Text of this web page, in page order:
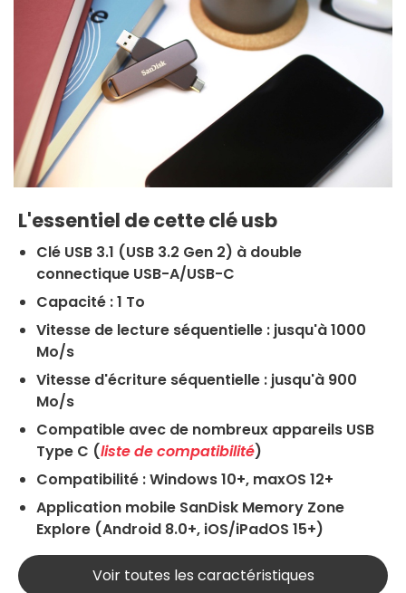
L'essentiel de cette clé usb
Clé USB 3.1 (USB 3.2 Gen 2) à double
connectique USB-A/USB-C
Capacité : 1 To
Vitesse de lecture séquentielle : jusqu'à 1000
Mo/s
Vitesse d'écriture séquentielle : jusqu'à 900
Mo/s
Compatible avec de nombreux appareils USB
Type C (liste de compatibilité)
Compatibilité : Windows 10+, maxOS 12+
Application mobile SanDisk Memory Zone
Explore (Android 8.0+, iOS/iPadOS 15+)
Voir toutes les caractéristiques